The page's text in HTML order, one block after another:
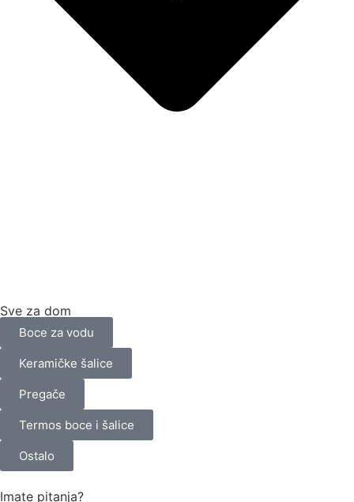
Sve za dom
Boce za vodu
Keramičke šalice
Pregače
Termos boce i šalice
Ostalo
Imate pitanja?